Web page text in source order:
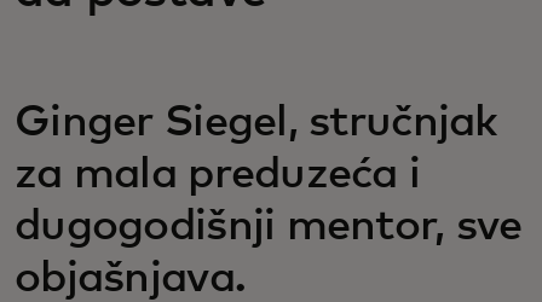
Ginger Siegel, stručnjak
za mala preduzeća i
dugogodišnji mentor, sve
objašnjava.